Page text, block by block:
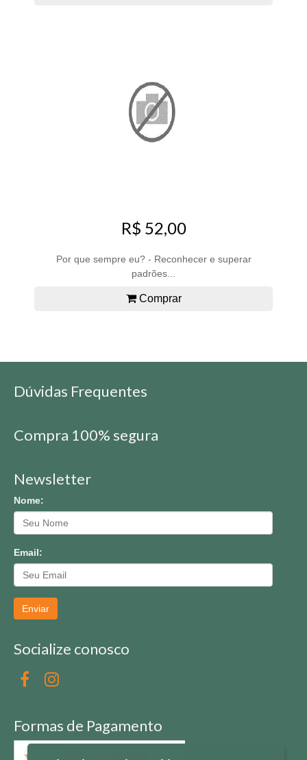
R$ 52,00
Por que sempre eu? - Reconhecer e superar
padrões...
Comprar
Dúvidas Frequentes
Compra 100% segura
Newsletter
Nome:
Email:
Enviar
Socialize conosco
Formas de Pagamento